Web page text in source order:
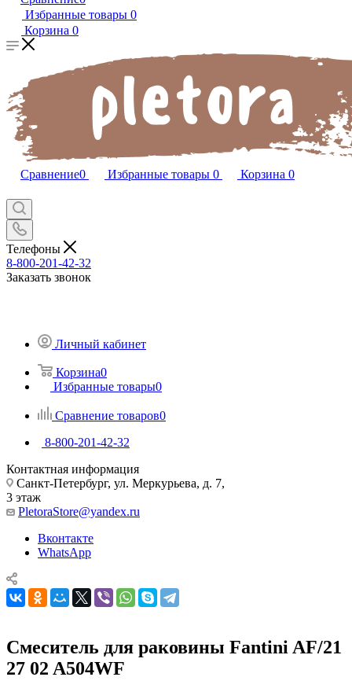
Избранные товары 0
Корзина 0
Сравнение0 Избранные товары 0 Корзина 0
Телефоны
8-800-201-42-32
Заказать звонок
Личный кабинет
Корзина0
Избранные товары0
Сравнение товаров0
8-800-201-42-32
Контактная информация
Санкт-Петербург, ул. Меркурьева, д. 7,
3 этаж
PletoraStore@yandex.ru
Вконтакте
WhatsApp
Смеситель для раковины Fantini AF/21
27 02 A504WF